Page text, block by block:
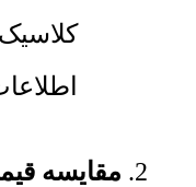
مقایسه